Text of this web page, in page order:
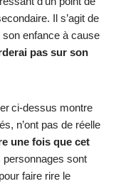
Il s’agit de
son enfance à cause
pas sur son
.ci-dessus montre
n’ont pas de réelle
une fois que cet
personnages sont
faire rire le